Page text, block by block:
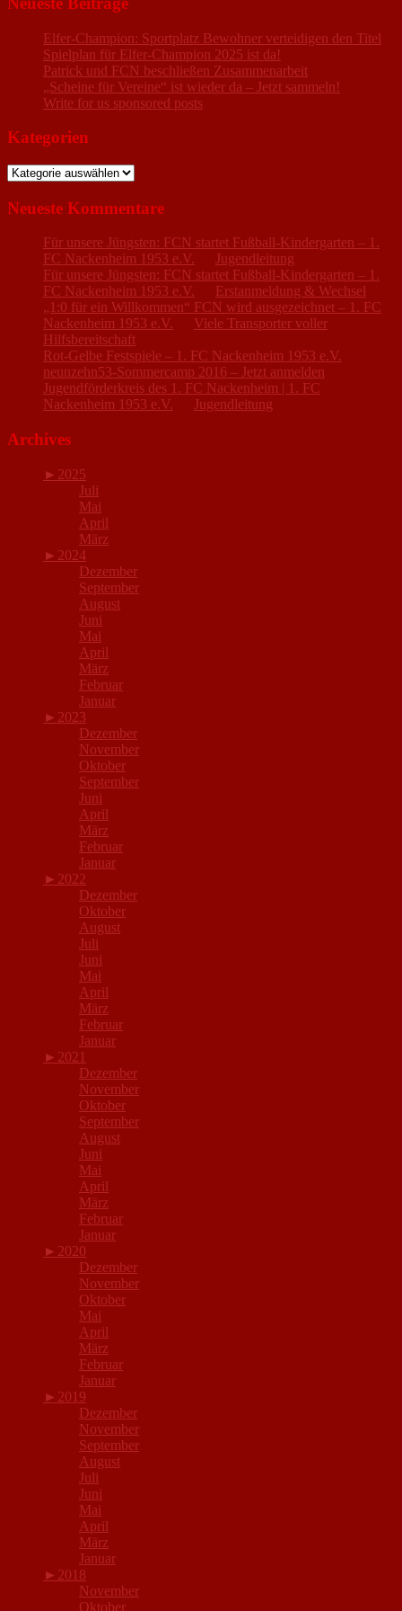
Elfer-Champion: Sportplatz Bewohner verteidigen den Titel
Spielplan für Elfer-Champion 2025 ist da!
Patrick und FCN beschließen Zusammenarbeit
„Scheine für Vereine“ ist wieder da – Jetzt sammeln!
Write for us sponsored posts
Kategorien
Kategorien
Neueste Kommentare
Für unsere Jüngsten: FCN startet Fußball-Kindergarten – 1.
FC Nackenheim 1953 e.V.
Jugendleitung
Für unsere Jüngsten: FCN startet Fußball-Kindergarten – 1.
FC Nackenheim 1953 e.V.
Erstanmeldung & Wechsel
„1:0 für ein Willkommen“ FCN wird ausgezeichnet – 1. FC
Nackenheim 1953 e.V.
Viele Transporter voller
Hilfsbereitschaft
Rot-Gelbe Festspiele – 1. FC Nackenheim 1953 e.V.
neunzehn53-Sommercamp 2016 – Jetzt anmelden
Jugendförderkreis des 1. FC Nackenheim | 1. FC
Nackenheim 1953 e.V.
Jugendleitung
Archives
► 2025
Juli
Mai
April
März
► 2024
Dezember
September
August
Juni
Mai
April
März
Februar
Januar
► 2023
Dezember
November
Oktober
September
Juni
April
März
Februar
Januar
► 2022
Dezember
Oktober
August
Juli
Juni
Mai
April
März
Februar
Januar
► 2021
Dezember
November
Oktober
September
August
Juni
Mai
April
März
Februar
Januar
► 2020
Dezember
November
Oktober
Mai
April
März
Februar
Januar
► 2019
Dezember
November
September
August
Juli
Juni
Mai
April
März
Januar
► 2018
November
Oktober